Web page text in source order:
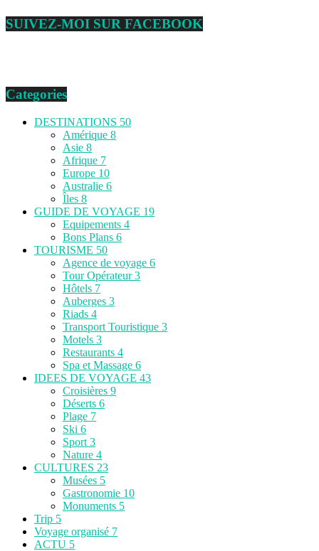
SUIVEZ-MOI SUR FACEBOOK
Categories
DESTINATIONS 50
Amérique 8
Asie 8
Afrique 7
Europe 10
Australie 6
Îles 8
GUIDE DE VOYAGE 19
Equipements 4
Bons Plans 6
TOURISME 50
Agence de voyage 6
Tour Opérateur3
Hôtels 7
Auberges 3
Riads 4
Transport Touristique 3
Motels 3
Restaurants 4
Spa et Massage 6
IDEES DE VOYAGE 43
Croisières 9
Déserts 6
Plage 7
Ski 6
Sport 3
Nature 4
CULTURES 23
Musées 5
Gastronomie 10
Monuments 5
Trip 5
Voyage organisé 7
ACTU 5